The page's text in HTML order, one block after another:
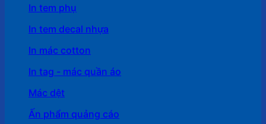
In tem phụ
In tem decal nhựa
In mác cotton
In tag - mác quần áo
Mác dệt
Ấn phẩm quảng cáo